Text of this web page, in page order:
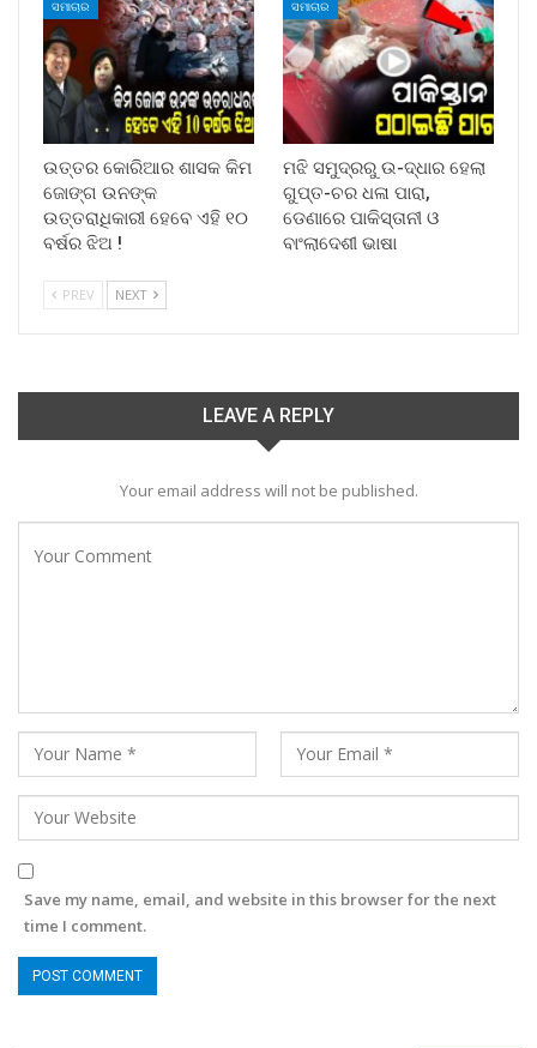
ସମାଚାର
ଉତ୍ତର କୋରିଆର ଶାସକ କିମ
ଜୋଙ୍ଗ ଉନଙ୍କ
ଉତ୍ତରାଧିକାରୀ ହେବେ ଏହି ୧୦
ବର୍ଷର ଝିଅ !
ସମାଚାର
ମଝି ସମୁଦ୍ରରୁ ଉ-ଦ୍ଧାର ହେଲା
ଗୁପ୍ତ-ଚର ଧଳା ପାରା,
ଡେଣାରେ ପାକିସ୍ତାନୀ ଓ
ବାଂଲାଦେଶୀ ଭାଷା
PREV NEXT
LEAVE A REPLY
Your email address will not be published.
Save my name, email, and website in this browser for the next
time I comment.